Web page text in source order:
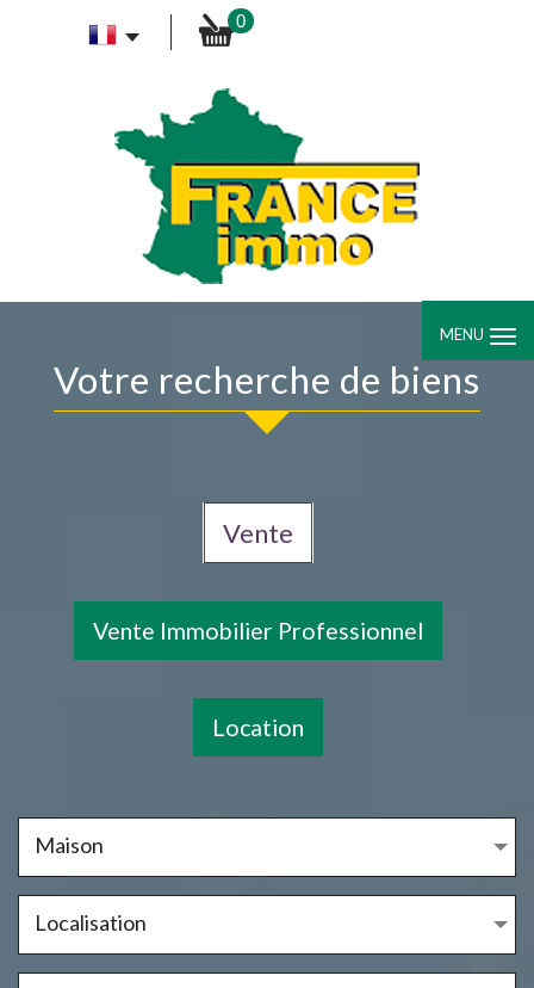
0
MENU
Votre recherche de biens
Vente
Vente Immobilier Professionnel
Location
Maison
Localisation